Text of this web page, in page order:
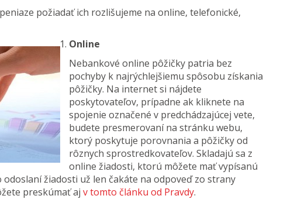
požiadať ich rozlišujeme na online, telefonické,
Online
Nebankové online pôžičky patria bez
pochyby k najrýchlejšiemu spôsobu získania
pôžičky. Na internet si nájdete
poskytovateľov, prípadne ak kliknete na
spojenie označené v predchádzajúcej vete,
budete presmerovaní na stránku webu,
ktorý poskytuje porovnania a pôžičky od
rôznych sprostredkovateľov. Skladajú sa z
online žiadosti, ktorú môžete mať vypísanú
odoslaní žiadosti už len čakáte na odpoveď zo strany
preskúmať aj v tomto článku od Pravdy.